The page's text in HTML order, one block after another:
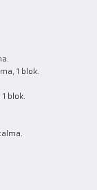
1 blok.
blok.